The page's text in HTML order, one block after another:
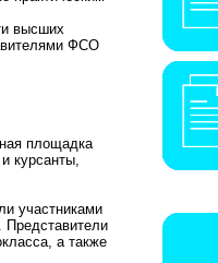
высших
ФСО
площадка
курсанты,
участниками
Представители
а также